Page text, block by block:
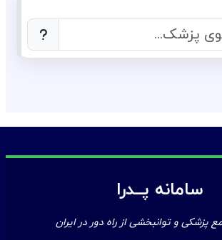
سامانه پــدرا
پزشکی و توانبخشی از راه دور در ایران